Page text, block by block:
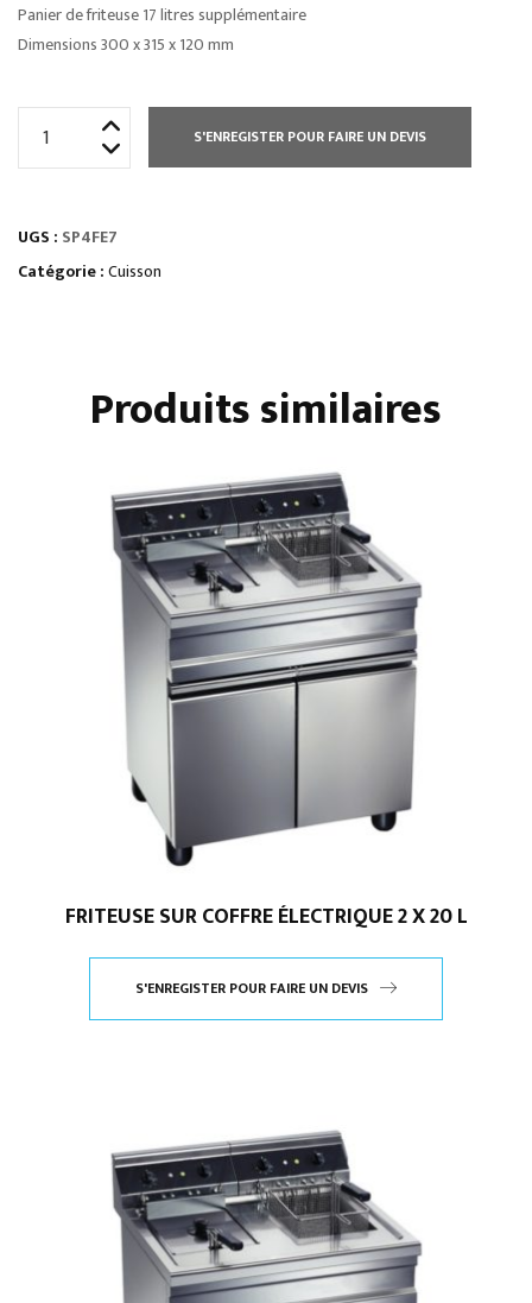
Panier de friteuse 17 litres supplémentaire
Dimensions 300 x 315 x 120 mm
RÉSERVE
À
S'ENREGISTER POUR FAIRE UN DEVIS
UGS : SP4FE7
Catégorie :Cuisson
Produits similaires
FRITEUSE SUR COFFRE ÉLECTRIQUE 2 X 20 L
S'ENREGISTER POUR FAIRE UN DEVIS